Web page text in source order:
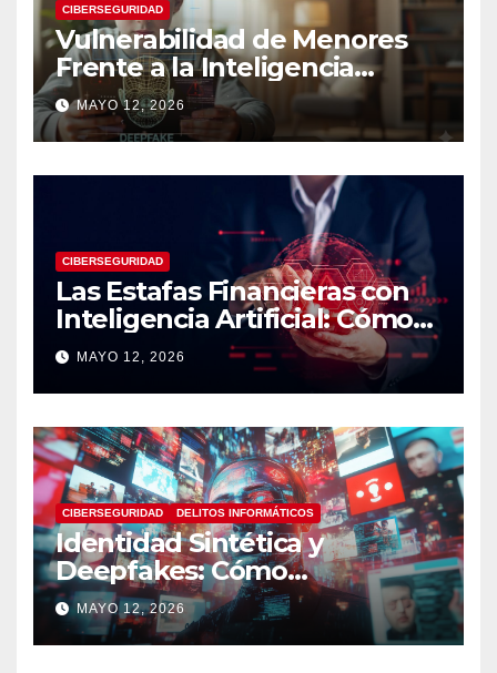
CIBERSEGURIDAD
Vulnerabilidad de Menores
Frente a la Inteligencia
Artificial: Riesgos Digitales,
Manipulación y Protección
Tecnológica
MAYO 12, 2026
CIBERSEGURIDAD
Las Estafas Financieras con
Inteligencia Artificial: Cómo
Operan, Cómo Detectarlas y
Cómo Protegerse
MAYO 12, 2026
CIBERSEGURIDAD DELITOS INFORMÁTICOS
Identidad Sintética y
Deepfakes: Cómo
Detectarlos y Qué
Herramientas Utilizar en
Investigaciones Digitales
MAYO 12, 2026